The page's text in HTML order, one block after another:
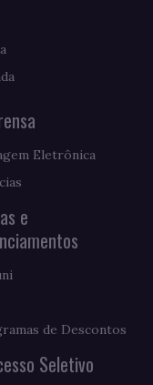
Eletrônica
e
de Descontos
Seletivo